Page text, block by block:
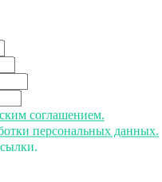
соглашением.
персональных данных.